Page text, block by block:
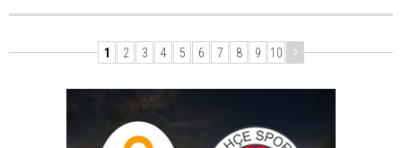
1 2 3 4 5 6 7 8 9 10